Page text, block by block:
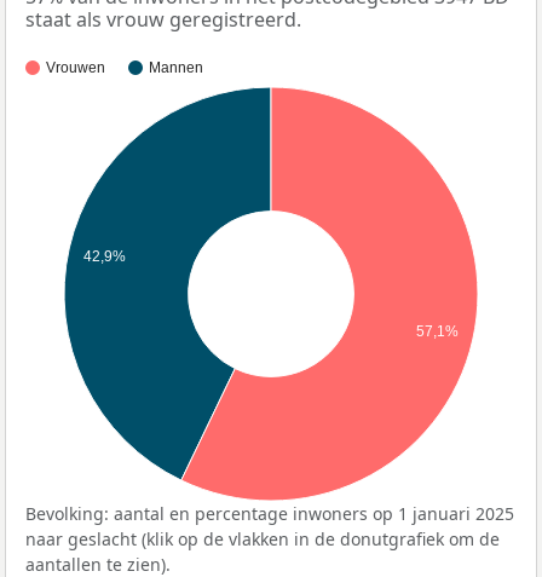
staat als vrouw geregistreerd.
Vrouwen Mannen
42,9%
57,1%
Bevolking: aantal en percentage inwoners op 1 januari 2025
naar geslacht (klik op de vlakken in de donutgrafiek om de
aantallen te zien).